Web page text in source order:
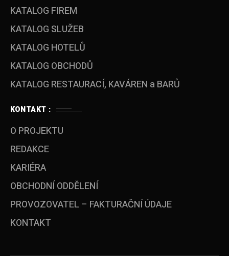
KATALOG FIREM
KATALOG SLUŽEB
KATALOG HOTELŮ
KATALOG OBCHODŮ
KATALOG RESTAURACÍ, KAVÁREN a BARŮ
KONTAKT :
O PROJEKTU
REDAKCE
KARIÉRA
OBCHODNÍ ODDĚLENÍ
PROVOZOVATEL – FAKTURAČNÍ ÚDAJE
KONTAKT